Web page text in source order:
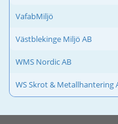
VafabMiljö
Västblekinge Miljö AB
WMS Nordic AB
WS Skrot & Metallhantering